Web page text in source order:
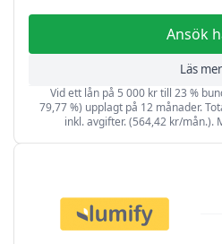
Ansök
Läs mer
Vid ett lån på 5 000 kr till 23 %
79,77 %) upplagt på 12 månader.
inkl. avgifter. (564,42 kr/mån.).